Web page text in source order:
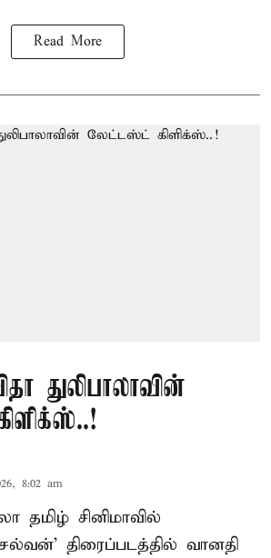
Read More
துலிபாலாவின்
8:02 am
தமிழ் சினிமாவில்
திரைப்படத்தில் வானதி